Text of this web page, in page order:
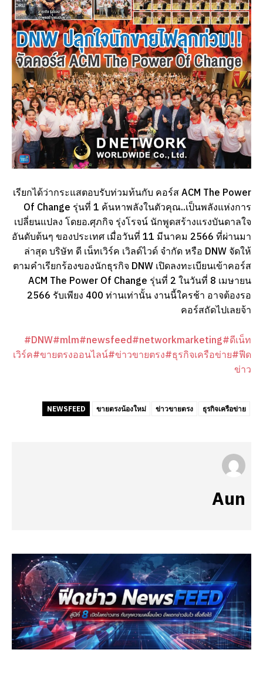
เรียกได้ว่ากระแสตอบรับท่วมท้นกับ คอร์ส ACM The Power
Of Change รุ่นที่ 1 ค้นหาพลังในตัวคุณ..เป็นพลังแห่งการ
เปลี่ยนแปลง โดยอ.ศุภกิจ รุ่งโรจน์ นักพูดสร้างแรงบันดาลใจ
อันดับต้นๆ ของประเทศ เมื่อวันที่ 11 มีนาคม 2566 ที่ผ่านมา
ล่าสุด บริษัท ดี เน็ทเวิร์ค เวิลด์ไวด์ จำกัด หรือ DNW จัดให้
ตามคำเรียกร้องของนักธุรกิจ DNW เปิดลงทะเบียนเข้าคอร์ส
ACM The Power Of Change รุ่นที่ 2 ในวันที่ 8 เมษายน
2566 รับเพียง 400 ท่านเท่านั้น งานนี้ใครช้า อาจต้องรอ
คอร์สถัดไปเลยจ้า
#DNW#mlm#newsfeed#networkmarketing#ดีเน็ท
เวิร์ค#ขายตรงออนไลน์#ข่าวขายตรง#ธุรกิจเครือข่าย#ฟีด
ข่าว
NEWSFEED ขายตรงน้องใหม่ ข่าวขายตรง ธุรกิจเครือข่าย
Aun